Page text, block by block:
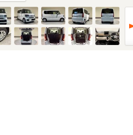
%
金利は異なる場合がありますのでご注意ください。